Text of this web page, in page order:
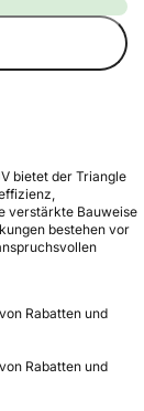
bietet der Triangle
verstärkte Bauweise
bestehen vor
Rabatten und
Rabatten und